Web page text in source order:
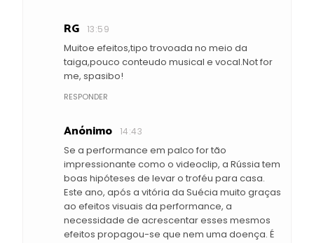
RG 13:59
Muitoe efeitos,tipo trovoada no meio da
taiga,pouco conteudo musical e vocal.Not for
me, spasibo!
RESPONDER
Anónimo 14:43
Se a performance em palco for tão
impressionante como o videoclip, a Rússia tem
boas hipóteses de levar o troféu para casa.
Este ano, após a vitória da Suécia muito graças
ao efeitos visuais da performance, a
necessidade de acrescentar esses mesmos
efeitos propagou-se que nem uma doença. É